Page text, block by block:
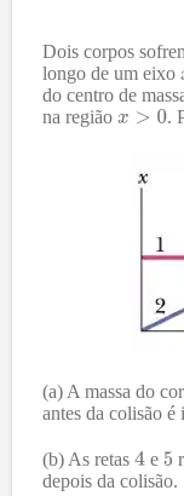
Dois corpos
longo de um eixo
do centro de
na região
.
(a) A massa do
antes da colisão
(b) As retas e
depois da colisão.